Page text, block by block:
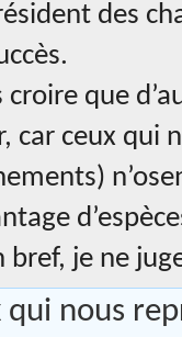
des
croire que
car ceux qui
bref, je ne
qui nous